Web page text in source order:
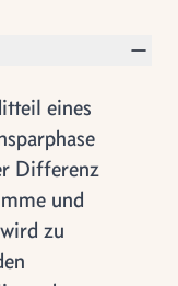
eines
Differenz
und
zu